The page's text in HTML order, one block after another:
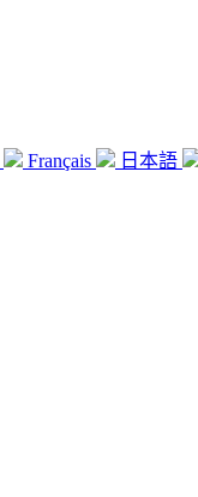
Français 日本語